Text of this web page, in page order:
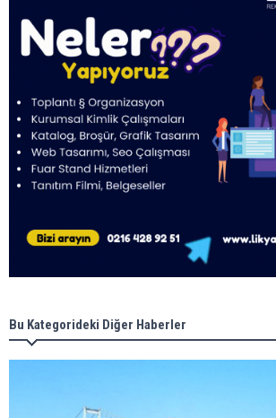
Bu Kategorideki Diğer Haberler